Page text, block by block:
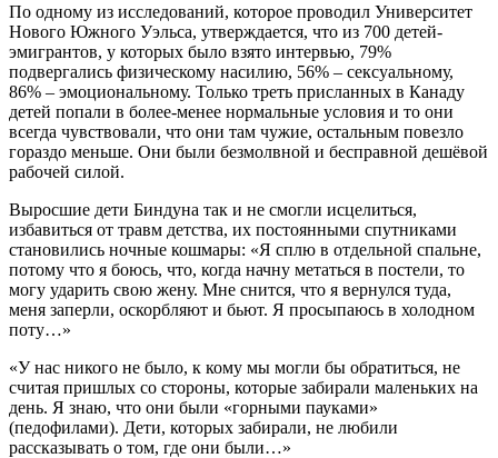
По одному из исследований, которое проводил Университет
Нового Южного Уэльса, утверждается, что из 700 детей-
эмигрантов, у которых было взято интервью, 79%
подвергались физическому насилию, 56% – сексуальному,
86% – эмоциональному. Только треть присланных в Канаду
детей попали в более-менее нормальные условия и то они
всегда чувствовали, что они там чужие, остальным повезло
гораздо меньше. Они были безмолвной и бесправной дешёвой
рабочей силой.
Выросшие дети Биндуна так и не смогли исцелиться,
избавиться от травм детства, их постоянными спутниками
становились ночные кошмары: «Я сплю в отдельной спальне,
потому что я боюсь, что, когда начну метаться в постели, то
могу ударить свою жену. Мне снится, что я вернулся туда,
меня заперли, оскорбляют и бьют. Я просыпаюсь в холодном
поту…»
«У нас никого не было, к кому мы могли бы обратиться, не
считая пришлых со стороны, которые забирали маленьких на
день. Я знаю, что они были «горными пауками»
(педофилами). Дети, которых забирали, не любили
рассказывать о том, где они были…»